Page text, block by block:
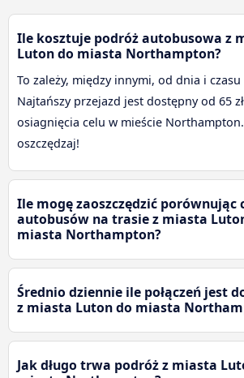
Ile kosztuje podróż autobusowa z
Luton do miasta Northampton?
To zależy, między innymi, od dnia i
Najtańszy przejazd jest dostępny od 65
osiagnięcia celu w mieście
oszczędzaj!
Ile mogę zaoszczędzić porównując
autobusów na trasie z miasta
miasta Northampton?
Średnio dziennie ile połączeń jest
z miasta Luton do miasta
Jak długo trwa podróż z miasta